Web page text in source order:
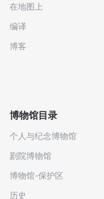
在地图上
编译
博客
博物馆目录
个人与纪念博物馆
剧院博物馆
博物馆-保护区
历史